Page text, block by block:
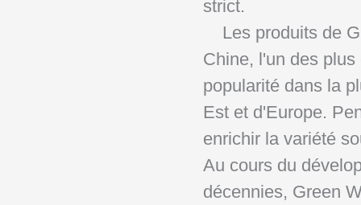
strict.
Les produits de
Chine, l'un des
popularité dans la
Est et d'Europe.
enrichir la variété
Au cours du
décennies, Green